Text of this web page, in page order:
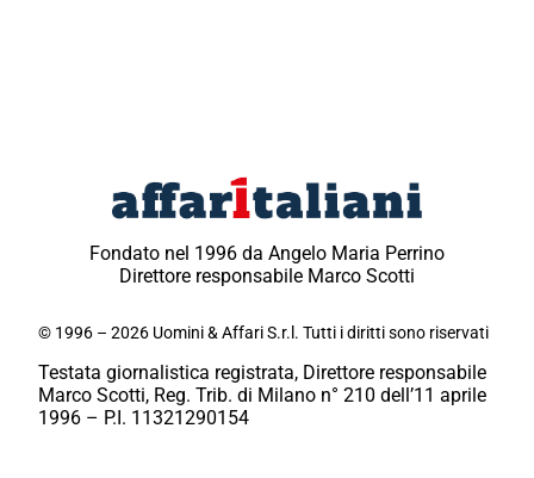
Fondato nel 1996 da Angelo Maria Perrino
Direttore responsabile Marco Scotti
© 1996 – 2026 Uomini & Affari S.r.l. Tutti i diritti sono riservati
Testata giornalistica registrata, Direttore responsabile
Marco Scotti, Reg. Trib. di Milano n° 210 dell’11 aprile
1996 – P.I. 11321290154